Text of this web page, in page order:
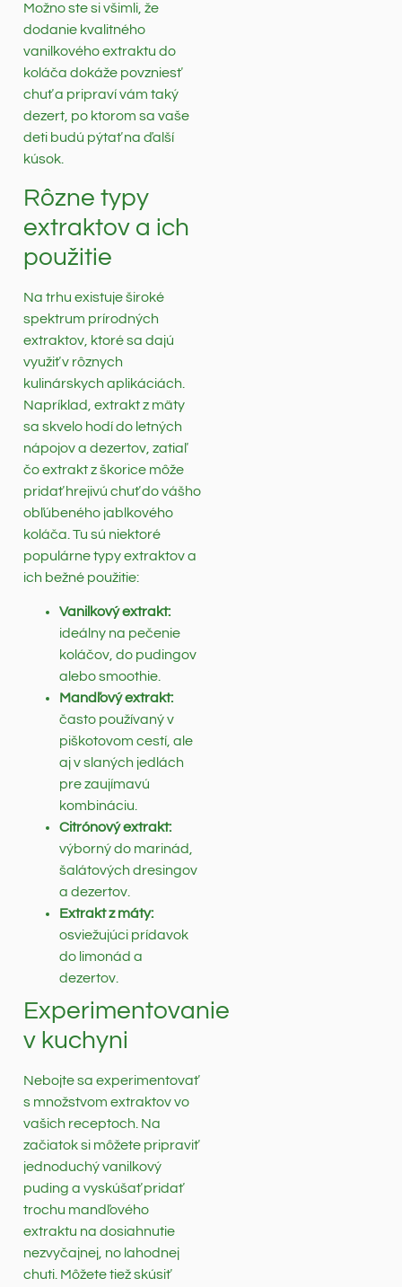
Možno ste si všimli, že
dodanie kvalitného
vanilkového extraktu do
koláča dokáže povzniesť
chuť a pripraví vám taký
dezert, po ktorom sa vaše
deti budú pýtať na ďalší
kúsok.
Rôzne typy
extraktov a ich
použitie
Na trhu existuje široké
spektrum prírodných
extraktov, ktoré sa dajú
využiť v rôznych
kulinárskych aplikáciách.
Napríklad, extrakt z mäty
sa skvelo hodí do letných
nápojov a dezertov, zatiaľ
čo extrakt z škorice môže
pridať hrejivú chuť do vášho
obľúbeného jablkového
koláča. Tu sú niektoré
populárne typy extraktov a
ich bežné použitie:
Vanilkový extrakt:
ideálny na pečenie
koláčov, do pudingov
alebo smoothie.
Mandľový extrakt:
často používaný v
piškotovom cestí, ale
aj v slaných jedlách
pre zaujímavú
kombináciu.
Citrónový extrakt:
výborný do marinád,
šalátových dresingov
a dezertov.
Extrakt z máty:
osviežujúci prídavok
do limonád a
dezertov.
Experimentovanie
v kuchyni
Nebojte sa experimentovať
s množstvom extraktov vo
vašich receptoch. Na
začiatok si môžete pripraviť
jednoduchý vanilkový
puding a vyskúšať pridať
trochu mandľového
extraktu na dosiahnutie
nezvyčajnej, no lahodnej
chuti. Môžete tiež skúsiť